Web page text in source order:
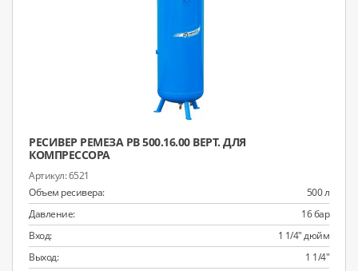
РЕСИВЕР РЕМЕЗА РВ 500.16.00 ВЕРТ. ДЛЯ
КОМПРЕССОРА
6521
Объем ресивера:
500 л
Давление:
16 бар
Вход:
1 1/4" дюйм
Выход:
1 1/4"